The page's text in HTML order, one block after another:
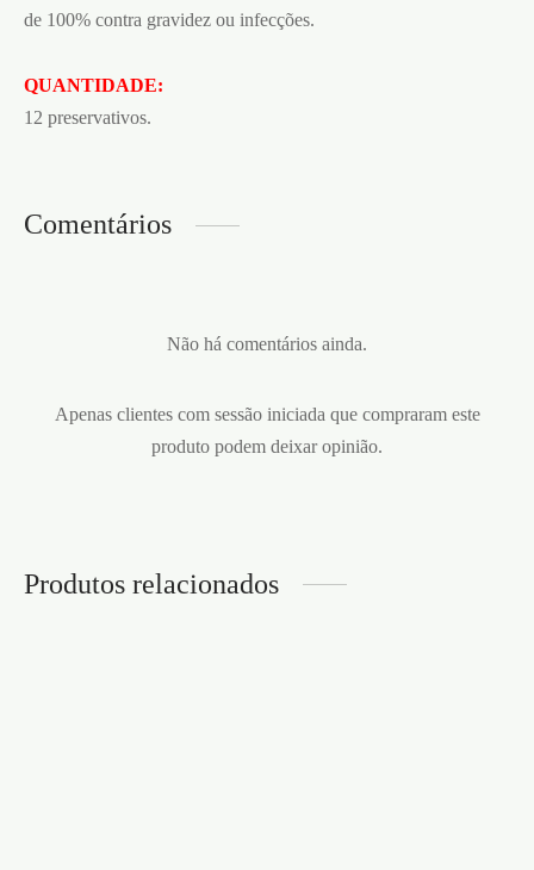
de 100% contra gravidez ou infecções.
QUANTIDADE:
12 preservativos.
Comentários
Não há comentários ainda.
Apenas clientes com sessão iniciada que compraram este
produto podem deixar opinião.
Produtos relacionados